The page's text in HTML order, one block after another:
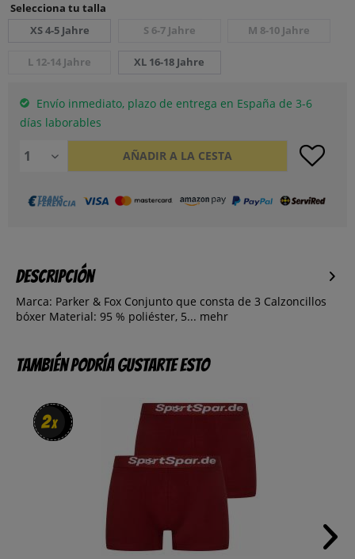
Selecciona tu talla
XS 4-5 Jahre
S 6-7 Jahre M 8-10 Jahre
L 12-14 Jahre XL 16-18 Jahre
Envío inmediato, plazo de entrega en España de 3-6
días laborables
AÑADIR A LA CESTA
Descripción
Marca: Parker & Fox Conjunto que consta de 3 Calzoncillos
bóxer Material: 95 % poliéster, 5... mehr
También podría gustarte esto
2x
2x